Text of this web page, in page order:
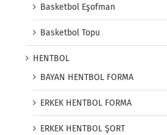
Basketbol Eşofman
Basketbol Topu
HENTBOL
BAYAN HENTBOL FORMA
ERKEK HENTBOL FORMA
ERKEK HENTBOL ŞORT